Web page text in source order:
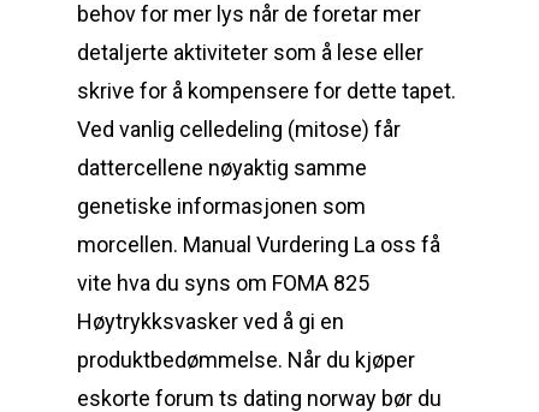
behov for mer lys når de foretar mer
detaljerte aktiviteter som å lese eller
skrive for å kompensere for dette tapet.
Ved vanlig celledeling (mitose) får
dattercellene nøyaktig samme
genetiske informasjonen som
morcellen. Manual Vurdering La oss få
vite hva du syns om FOMA 825
Høytrykksvasker ved å gi en
produktbedømmelse. Når du kjøper
eskorte forum ts dating norway bør du